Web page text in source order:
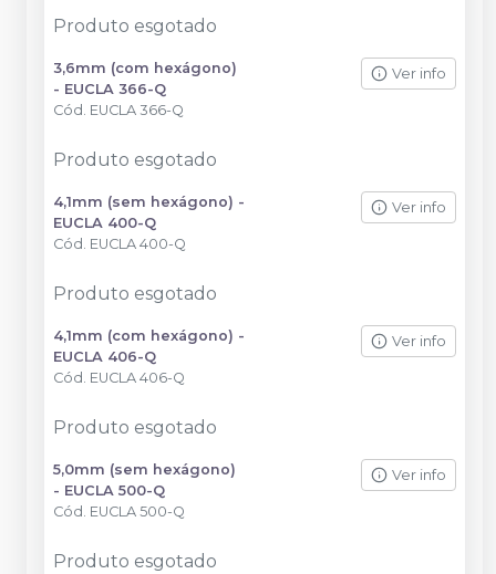
Produto esgotado
3,6mm (com hexágono)
- EUCLA 366-Q
Cód. EUCLA 366-Q
Ver info
Produto esgotado
4,1mm (sem hexágono) -
EUCLA 400-Q
Cód. EUCLA 400-Q
Ver info
Produto esgotado
4,1mm (com hexágono) -
EUCLA 406-Q
Cód. EUCLA 406-Q
Ver info
Produto esgotado
5,0mm (sem hexágono)
- EUCLA 500-Q
Cód. EUCLA 500-Q
Ver info
Produto esgotado